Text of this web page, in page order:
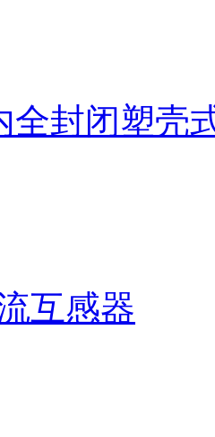
全封闭塑壳
互感器